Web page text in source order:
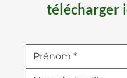
télécharger